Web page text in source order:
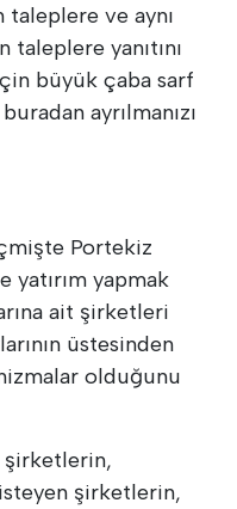
ve aynı
yanıtını
büyük çaba sarf
ayrılmanızı
Portekiz
yapmak
ait şirketleri
üstesinden
olduğunu
şirketlerin,
şirketlerin,